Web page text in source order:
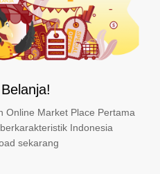
Online Market Place Pertama
Indonesia
sekarang